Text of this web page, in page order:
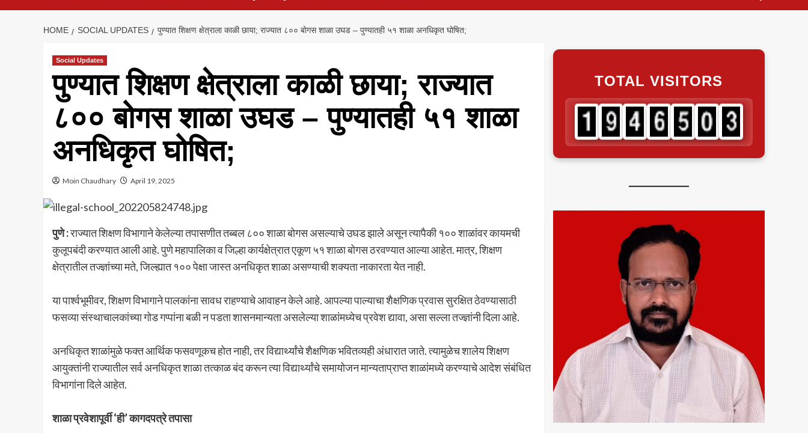
HOME SOCIAL UPDATES पुण्यात शिक्षण क्षेत्राला काळी छाया; राज्यात ८०० बोगस शाळा उघड – पुण्यातही ५१ शाळा अनधिकृत घोषित;
Social Updates
पुण्यात शिक्षण क्षेत्राला काळी छाया; राज्यात
८०० बोगस शाळा उघड – पुण्यातही ५१ शाळा
अनधिकृत घोषित;
Moin Chaudhary April 19, 2025
पुणे :राज्यात शिक्षण विभागाने केलेल्या तपासणीत तब्बल ८०० शाळा बोगस असल्याचे उघड झाले असून त्यापैकी १०० शाळांवर कायमची
कुलूपबंदी करण्यात आली आहे. पुणे महापालिका व जिल्हा कार्यक्षेत्रात एकूण ५१ शाळा बोगस ठरवण्यात आल्या आहेत. मात्र, शिक्षण
क्षेत्रातील तज्ज्ञांच्या मते, जिल्ह्यात १०० पेक्षा जास्त अनधिकृत शाळा असण्याची शक्यता नाकारता येत नाही.
या पार्श्वभूमीवर, शिक्षण विभागाने पालकांना सावध राहण्याचे आवाहन केले आहे. आपल्या पाल्याचा शैक्षणिक प्रवास सुरक्षित ठेवण्यासाठी
फसव्या संस्थाचालकांच्या गोड गप्पांना बळी न पडता शासनमान्यता असलेल्या शाळांमध्येच प्रवेश द्यावा, असा सल्ला तज्ज्ञांनी दिला आहे.
अनधिकृत शाळांमुळे फक्त आर्थिक फसवणूकच होत नाही, तर विद्यार्थ्यांचे शैक्षणिक भवितव्यही अंधारात जाते. त्यामुळेच शालेय शिक्षण
आयुक्तांनी राज्यातील सर्व अनधिकृत शाळा तत्काळ बंद करून त्या विद्यार्थ्यांचे समायोजन मान्यताप्राप्त शाळांमध्ये करण्याचे आदेश संबंधित
विभागांना दिले आहेत.
शाळा प्रवेशापूर्वी ‘ही’ कागदपत्रे तपासा
TOTAL VISITORS